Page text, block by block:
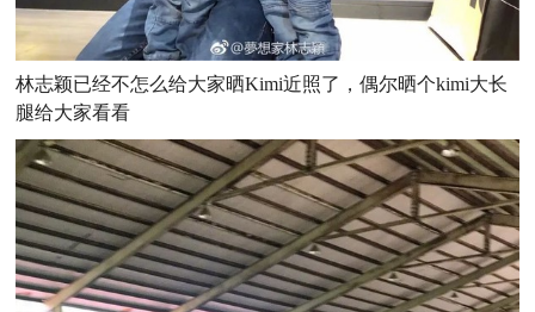
林志颖已经不怎么给大家晒Kimi近照了，偶尔晒个kimi大长
腿给大家看看